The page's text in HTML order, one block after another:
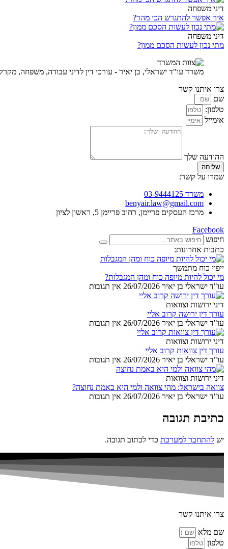
דיני משפחה
איך אפשר להתגרש הכי מהר?
דיני משפחה
מתי נכון לעשות הסכם ממון?
משרד עו"ד ישראלי, בן יאיר - עורכי דין לדיני עבודה, משפחה,
צרו איתנו קשר
שם
טלפון:
אימייל
ההודעה שלך
שליחה
שמרו על קשר:
משרד 03-9444125
benyair.law@gmail.com
מרכז העסקים פריימן, רחוב פריימן 5, ראשון לציון
Facebook
חיפוש
כתבות אחרונות:
ייפוי כוח מתמשך
מי יכול להיות מיופה כוח ומהן המגבלות?
עו"ד ישראלי בן יאיר 26/07/2026 אין תגובות
דיני ירושות וצוואות
עורך דין ירושה קרוב אליי
עו"ד ישראלי בן יאיר 26/07/2026 אין תגובות
דיני ירושות וצוואות
עורך דין צוואות קרוב אליי
עו"ד ישראלי בן יאיר 26/07/2026 אין תגובות
דיני ירושות וצוואות
צוואה בישראל: מהי צוואה ולמי היא באמת נחוצה?
עו"ד ישראלי בן יאיר 26/07/2026 אין תגובות
כתיבת תגובה
יש להתחבר למערכת כדי לכתוב תגובה.
צרו איתנו קשר
שם מלא
טלפון